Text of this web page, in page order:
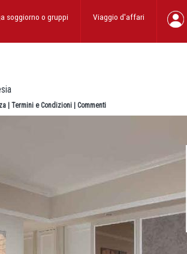
Viaggio d'affari
soggiorno o gruppi
Termini e Condizioni Commenti